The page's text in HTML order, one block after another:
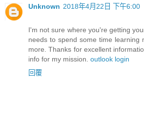
Unknown 2018年4月22日 下午6:00
I'm not sure where you're getting
needs to spend some time learning
more. Thanks for excellent
info for my mission. outlook login
回覆